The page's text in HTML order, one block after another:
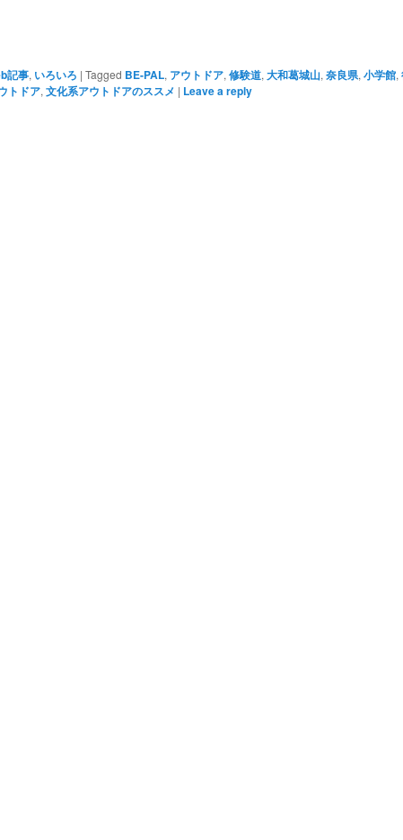
記事, いろいろ | Tagged BE-PAL, アウトドア,修験道,大和葛城山,奈良県,小学館,
トドア,文化系アウトドアのススメ | Leave a reply